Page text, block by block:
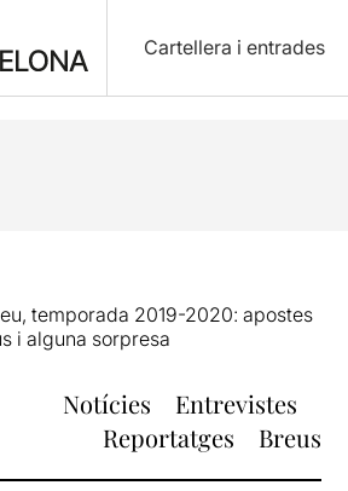
Cartellera i entrades
temporada 2019-2020: apostes
i alguna sorpresa
Notícies
Entrevistes
Reportatges
Breus